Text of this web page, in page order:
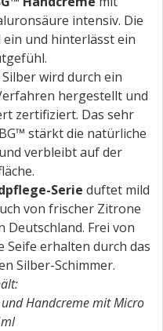
intensiv. Die
ein und hinterlässt ein
wird durch ein
hergestellt und
zertifiziert. Das sehr
stärkt die natürliche
verbleibt auf der
Serie duftet mild
von frischer Zitrone
Deutschland. Frei von
Seife erhalten durch das
Silber-Schimmer.
Handcreme mit Micro